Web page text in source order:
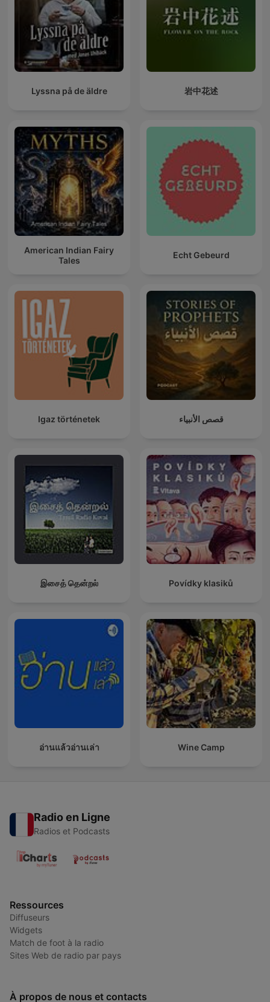
Lyssna på de äldre 岩中花述
American Indian Fairy
Tales
Echt Gebeurd
Igaz történetek قصص الأنبياء
இசைத் தென்றல் Povídky klasiků
อ่านแล้วอ่านเล่า Wine Camp
Radio en Ligne
Radios et Podcasts
Ressources
Diffuseurs
Widgets
Match de foot à la radio
Sites Web de radio par pays
À propos de nous et contacts